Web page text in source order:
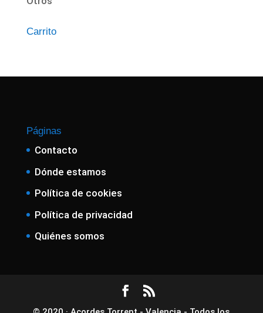
Carrito
Páginas
Contacto
Dónde estamos
Política de cookies
Política de privacidad
Quiénes somos